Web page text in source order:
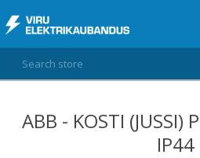
LOG IN
ABB - KOSTI (JUSSI)
IP44